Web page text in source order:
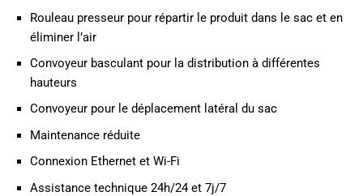
Rouleau presseur pour répartir le produit dans le sac et en
éliminer l’air
Convoyeur basculant pour la distribution à différentes
hauteurs
Convoyeur pour le déplacement latéral du sac
Maintenance réduite
Connexion Ethernet et Wi-Fi
Assistance technique 24h/24 et 7j/7